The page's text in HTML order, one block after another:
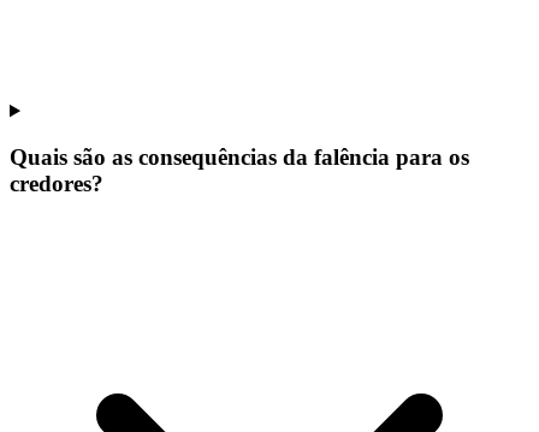
Quais são as consequências da falência para os
credores?